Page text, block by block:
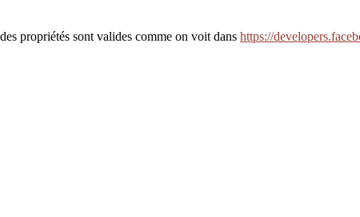
propriétés sont valides comme on voit dans https://